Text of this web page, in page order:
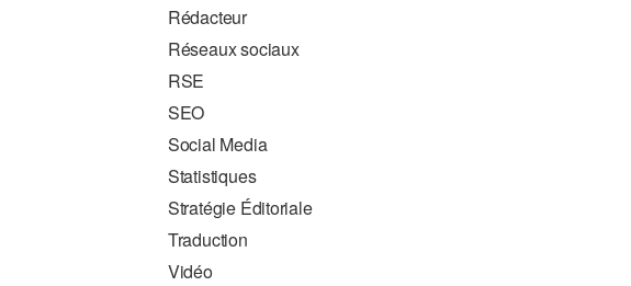
Rédacteur
Réseaux sociaux
RSE
SEO
Social Media
Statistiques
Stratégie Éditoriale
Traduction
Vidéo